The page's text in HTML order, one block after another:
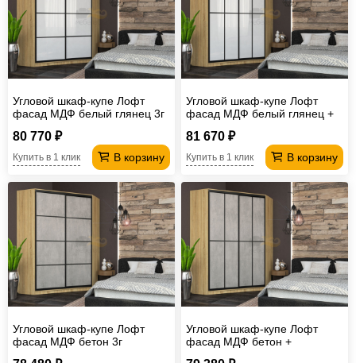
мебель
Столы
под
компьютер
Мебель
для
ванной
Мебель
трансформер
Матрасы
Кресла-
мешки
Мебель
из
ротанга
Садовая
мебель
Косметологическое
оборудование
Угловой шкаф-купе Лофт
фасад МДФ белый глянец 3г
80 770 ₽
В корзину
Купить в 1 клик
Угловой шкаф-купе Лофт
фасад МДФ белый глянец +
81 670 ₽
В корзину
Купить в 1 клик
Угловой шкаф-купе Лофт
фасад МДФ бетон 3г
Угловой шкаф-купе Лофт
фасад МДФ бетон +